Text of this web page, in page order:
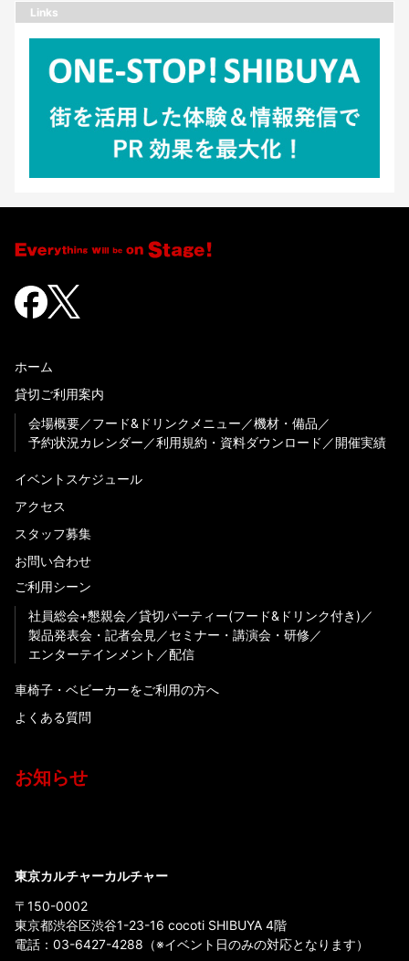
Links
ホーム
貸切ご利用案内
会場概要
フード&ドリンクメニュー
機材・備品
予約状況カレンダー
利用規約・資料ダウンロード 開催実績
イベントスケジュール
アクセス
スタッフ募集
お問い合わせ
ご利用シーン
社員総会+懇親会
貸切パーティー(フード&ドリンク付き)
製品発表会・記者会見
セミナー・講演会・研修
エンターテインメント
配信
車椅子・ベビーカーをご利用の方へ
よくある質問
お知らせ
東京カルチャーカルチャー
〒150-0002
東京都渋谷区渋谷1-23-16 cocoti SHIBUYA 4階
電話： 03-6427-4288 （※イベント日のみの対応となります）